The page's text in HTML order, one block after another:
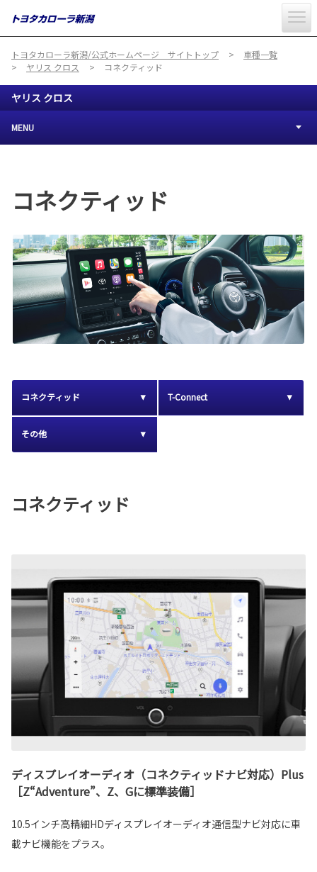
トヨタカローラ新潟/公式ホームページ サイトトップ
車種一覧
ヤリス クロス
コネクティッド
ヤリス クロス
MENU
コネクティッド
コネクティッド T-Connect
その他
コネクティッド
ディスプレイオーディオ（コネクティッドナビ対応）Plus
［Z“Adventure”、Z、Gに標準装備］
10.5インチ高精細HDディスプレイオーディオ通信型ナビ対応に車
載ナビ機能をプラス。